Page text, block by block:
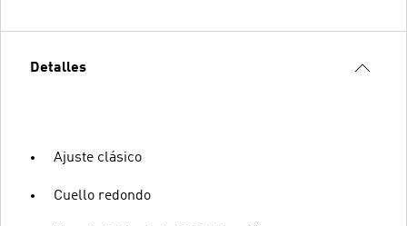
Detalles
Ajuste clásico
Cuello redondo